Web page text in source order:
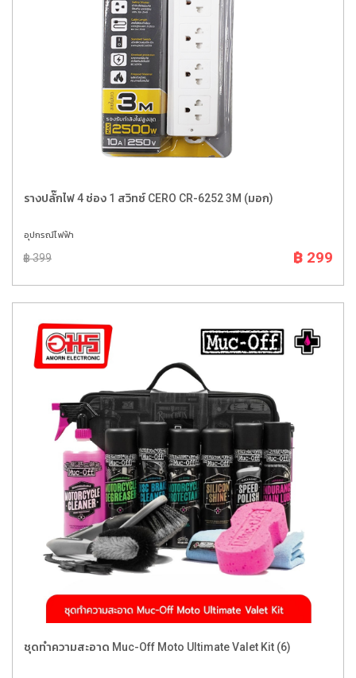
รางปลั๊กไฟ 4 ช่อง 1 สวิทซ์ CERO CR-6252 3M (มอก)
อุปกรณ์ไฟฟ้า
฿ 399 ฿ 299
ชุดทำความสะอาด Muc-Off Moto Ultimate Valet Kit (6)